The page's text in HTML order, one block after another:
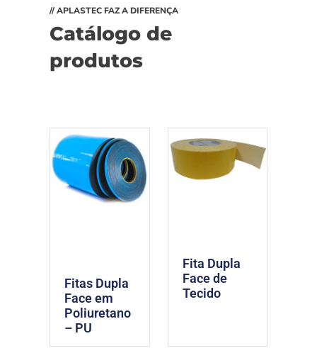
// APLASTEC FAZ A DIFERENÇA
Catálogo de
produtos
Fitas Dupla
Face em
Poliuretano
– PU
Fita Dupla
Face de
Tecido